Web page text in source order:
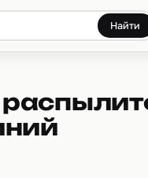
Найти